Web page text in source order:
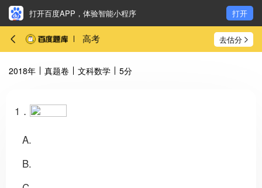
打开百度APP，体验智能小程序 打开
高考 去估分
2018年 真题卷 文科数学 5分
1．
A
B